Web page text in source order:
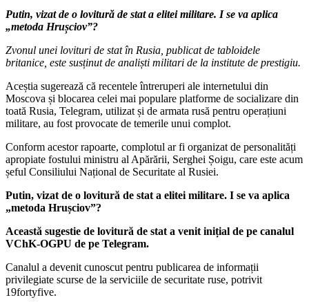
Putin, vizat de o lovitură de stat a elitei militare. I se va aplica
„metoda Hrușciov”?
Zvonul unei lovituri de stat în Rusia, publicat de tabloidele
britanice, este susținut de analiști militari de la institute de prestigiu.
Aceștia sugerează că recentele întreruperi ale internetului din
Moscova și blocarea celei mai populare platforme de socializare din
toată Rusia, Telegram, utilizat și de armata rusă pentru operațiuni
militare, au fost provocate de temerile unui complot.
Conform acestor rapoarte, complotul ar fi organizat de personalități
apropiate fostului ministru al Apărării, Serghei Șoigu, care este acum
șeful Consiliului Național de Securitate al Rusiei.
Putin, vizat de o lovitură de stat a elitei militare. I se va aplica
„metoda Hrușciov”?
Această sugestie de lovitură de stat a venit inițial de pe canalul
VChK-OGPU de pe Telegram.
Canalul a devenit cunoscut pentru publicarea de informații
privilegiate scurse de la serviciile de securitate ruse, potrivit
19fortyfive.